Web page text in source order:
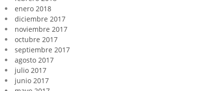
enero 2018
diciembre 2017
noviembre 2017
octubre 2017
septiembre 2017
agosto 2017
julio 2017
junio 2017